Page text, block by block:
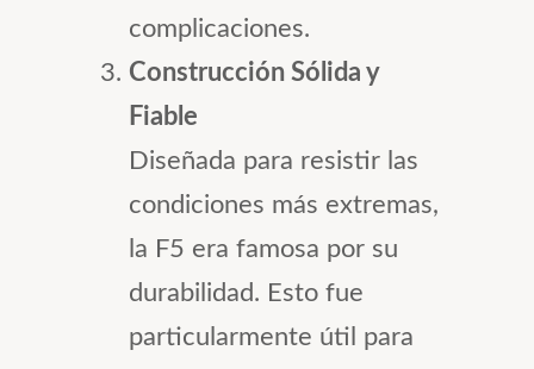
complicaciones.
Construcción Sólida y
Fiable
Diseñada para resistir las
condiciones más extremas,
la F5 era famosa por su
durabilidad. Esto fue
particularmente útil para